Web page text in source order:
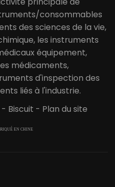
consommables
des sciences de la vie,
les instruments
équipement,
médicaments,
d'inspection des
liés à l'industrie.
- Biscuit - Plan du site
EN CHINE